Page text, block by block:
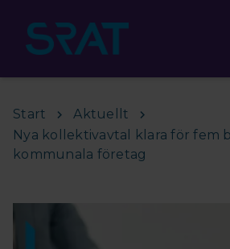
Start
Aktuellt
Nya kollektivavtal klara för fem
kommunala företag